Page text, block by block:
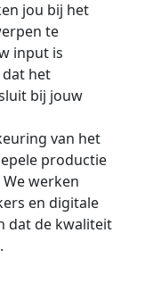
jou bij het
te
input is
het
bij jouw
van het
productie
werken
en digitale
dat de kwaliteit